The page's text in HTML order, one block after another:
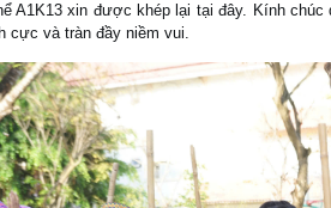
A1K13 xin được khép lại tại đây. Kính
cực và tràn đầy niềm vui.